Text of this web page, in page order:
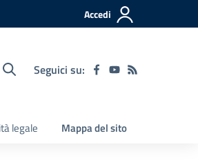
Accedi
Seguici su:
legale Mappa del sito